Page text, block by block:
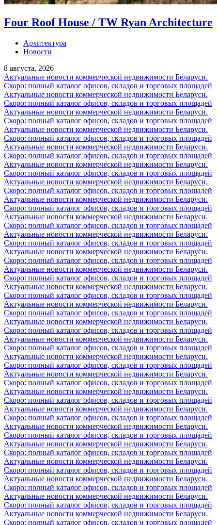
Four Roof House / TW Ryan Architecture
Архитектура
Новости
8 августа, 2026
Актуальные новости коммерческой недвижимости Беларуси.
Скоро: полный каталог офисов, складов и торговых площадей
Актуальные новости коммерческой недвижимости Беларуси.
Скоро: полный каталог офисов, складов и торговых площадей
Актуальные новости коммерческой недвижимости Беларуси.
Скоро: полный каталог офисов, складов и торговых площадей
Актуальные новости коммерческой недвижимости Беларуси.
Скоро: полный каталог офисов, складов и торговых площадей
Актуальные новости коммерческой недвижимости Беларуси.
Скоро: полный каталог офисов, складов и торговых площадей
Актуальные новости коммерческой недвижимости Беларуси.
Скоро: полный каталог офисов, складов и торговых площадей
Актуальные новости коммерческой недвижимости Беларуси.
Скоро: полный каталог офисов, складов и торговых площадей
Актуальные новости коммерческой недвижимости Беларуси.
Скоро: полный каталог офисов, складов и торговых площадей
Актуальные новости коммерческой недвижимости Беларуси.
Скоро: полный каталог офисов, складов и торговых площадей
Актуальные новости коммерческой недвижимости Беларуси.
Скоро: полный каталог офисов, складов и торговых площадей
Актуальные новости коммерческой недвижимости Беларуси.
Скоро: полный каталог офисов, складов и торговых площадей
Актуальные новости коммерческой недвижимости Беларуси.
Скоро: полный каталог офисов, складов и торговых площадей
Актуальные новости коммерческой недвижимости Беларуси.
Скоро: полный каталог офисов, складов и торговых площадей
Актуальные новости коммерческой недвижимости Беларуси.
Скоро: полный каталог офисов, складов и торговых площадей
Актуальные новости коммерческой недвижимости Беларуси.
Скоро: полный каталог офисов, складов и торговых площадей
Актуальные новости коммерческой недвижимости Беларуси.
Скоро: полный каталог офисов, складов и торговых площадей
Актуальные новости коммерческой недвижимости Беларуси.
Скоро: полный каталог офисов, складов и торговых площадей
Актуальные новости коммерческой недвижимости Беларуси.
Скоро: полный каталог офисов, складов и торговых площадей
Актуальные новости коммерческой недвижимости Беларуси.
Скоро: полный каталог офисов, складов и торговых площадей
Актуальные новости коммерческой недвижимости Беларуси.
Скоро: полный каталог офисов, складов и торговых площадей
Актуальные новости коммерческой недвижимости Беларуси.
Скоро: полный каталог офисов, складов и торговых площадей
Актуальные новости коммерческой недвижимости Беларуси.
Скоро: полный каталог офисов, складов и торговых площадей
Актуальные новости коммерческой недвижимости Беларуси.
Скоро: полный каталог офисов, складов и торговых площадей
Актуальные новости коммерческой недвижимости Беларуси.
Скоро: полный каталог офисов, складов и торговых площадей
Актуальные новости коммерческой недвижимости Беларуси.
Скоро: полный каталог офисов, складов и торговых площадей
Актуальные новости коммерческой недвижимости Беларуси.
Скоро: полный каталог офисов, складов и торговых площадей